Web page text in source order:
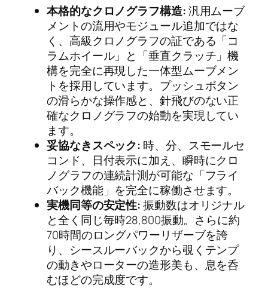
本格的なクロノグラフ構造:汎用ムーブ
メントの流用やモジュール追加ではな
く、高級クロノグラフの証である「コ
ラムホイール」と「垂直クラッチ」機
構を完全に再現した一体型ムーブメン
トを採用しています。プッシュボタン
の滑らかな操作感と、針飛びのない正
確なクロノグラフの始動を実現してい
ます。
妥協なきスペック: 時、分、スモールセ
コンド、日付表示に加え、瞬時にクロ
ノグラフの連続計測が可能な「フライ
バック機能」を完全に稼働させます。
実機同等の安定性:振動数はオリジナル
と全く同じ毎時28,800振動。さらに約
70時間のロングパワーリザーブを誇
り、シースルーバックから覗くテンプ
の動きやローターの造形美も、息を呑
むほどの完成度です。